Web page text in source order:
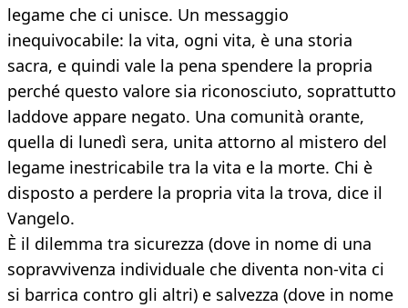
legame che ci unisce. Un messaggio
inequivocabile: la vita, ogni vita, è una storia
sacra, e quindi vale la pena spendere la propria
perché questo valore sia riconosciuto, soprattutto
laddove appare negato. Una comunità orante,
quella di lunedì sera, unita attorno al mistero del
legame inestricabile tra la vita e la morte. Chi è
disposto a perdere la propria vita la trova, dice il
Vangelo.
È il dilemma tra sicurezza (dove in nome di una
sopravvivenza individuale che diventa non-vita ci
si barrica contro gli altri) e salvezza (dove in nome